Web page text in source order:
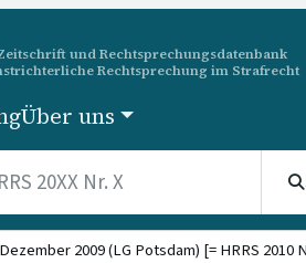
und Rechtsprechungsdatenbank
Rechtsprechung im Strafrecht
Über uns
2009 (LG Potsdam) [= HRRS 2010